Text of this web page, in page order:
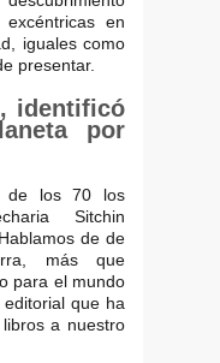
en
iguales como
presentar.
identificó
por
de los 70 los
Sitchin
de de
más que
para el mundo
que ha
a nuestro